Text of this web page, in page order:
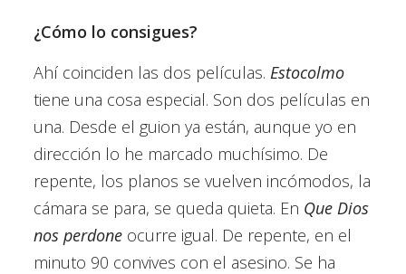
¿Cómo lo consigues?
Ahí coinciden las dos películas. Estocolmo
tiene una cosa especial. Son dos películas en
una. Desde el guion ya están, aunque yo en
dirección lo he marcado muchísimo. De
repente, los planos se vuelven incómodos, la
cámara se para, se queda quieta. En Que Dios
nos perdoneocurre igual. De repente, en el
minuto 90 convives con el asesino. Se ha